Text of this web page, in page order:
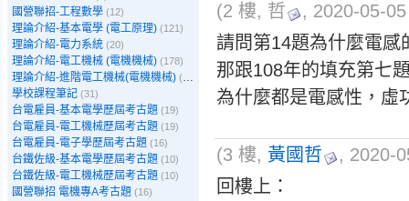
國營聯招-工程數學 (12)
理論介紹-基本電學 (電工原理) (121)
理論介紹-電力系統 (20)
理論介紹-電工機械 (電機機械) (178)
理論介紹-進階電工機械(電機機械) (39)
學校課程筆記 (31)
台電雇員-基本電學歷屆考古題 (19)
台電雇員-電工機械歷屆考古題 (19)
台電雇員-電子學歷屆考古題 (16)
台鐵佐級-基本電學歷屆考古題 (10)
台鐵佐級-電工機械歷屆考古題 (10)
國營聯招 電機專A考古題 (16)
(2 樓, 哲
, 2020-05-
請問第14題為什麼電
那跟108年的填充第七
為什麼都是電感性，虛
(3 樓, 黃國哲
, 2020-
回樓上：